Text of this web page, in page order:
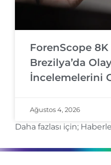
ForenScope
Brezilya’da
İncelemelerini
Ağustos 4, 2026
Daha fazlası için;